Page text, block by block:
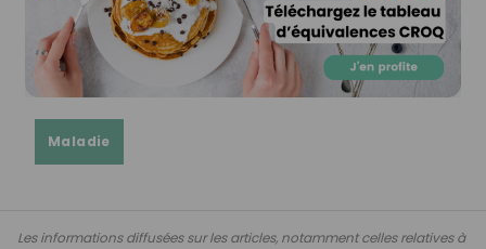
Maladie
Les informations diffusées sur les articles, notamment celles relatives à